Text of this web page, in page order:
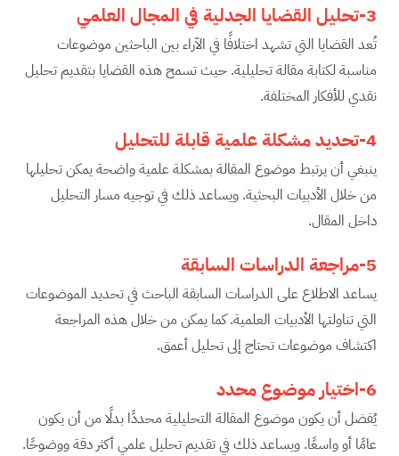
3-تحليل القضايا الجدلية في المجال العلمي
تُعد القضايا التي تشهد اختلافًا في الآراء بين الباحثين موضوعات
مناسبة لكتابة مقالة تحليلية. حيث تسمح هذه القضايا بتقديم تحليل
نقدي للأفكار المختلفة.
4-تحديد مشكلة علمية قابلة للتحليل
ينبغي أن يرتبط موضوع المقالة بمشكلة علمية واضحة يمكن تحليلها
من خلال الأدبيات البحثية. ويساعد ذلك في توجيه مسار التحليل
داخل المقال.
5-مراجعة الدراسات السابقة
يساعد الاطلاع على الدراسات السابقة الباحث في تحديد الموضوعات
التي تناولتها الأدبيات العلمية. كما يمكن من خلال هذه المراجعة
اكتشاف موضوعات تحتاج إلى تحليل أعمق.
6-اختيار موضوع محدد
يُفضل أن يكون موضوع المقالة التحليلية محددًا بدلًا من أن يكون
عامًا أو واسعًا. ويساعد ذلك في تقديم تحليل علمي أكثر دقة ووضوحًا.